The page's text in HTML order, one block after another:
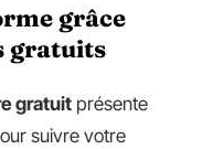
grâce
gratuits
gratuit présente
suivre votre